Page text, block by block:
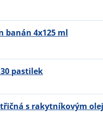
banán 4x125 ml
pastilek
s rakytníkovým